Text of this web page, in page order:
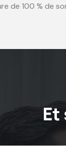
de 100 % de
Et